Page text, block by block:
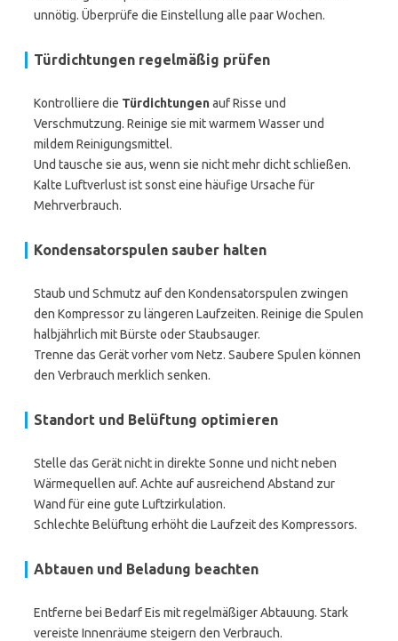
unnötig. Überprüfe die Einstellung alle paar Wochen.
Türdichtungen regelmäßig prüfen
Kontrolliere die Türdichtungenauf Risse und
Verschmutzung. Reinige sie mit warmem Wasser und
mildem Reinigungsmittel.
Und tausche sie aus, wenn sie nicht mehr dicht schließen.
Kalte Luftverlust ist sonst eine häufige Ursache für
Mehrverbrauch.
Kondensatorspulen sauber halten
Staub und Schmutz auf den Kondensatorspulen zwingen
den Kompressor zu längeren Laufzeiten. Reinige die Spulen
halbjährlich mit Bürste oder Staubsauger.
Trenne das Gerät vorher vom Netz. Saubere Spulen können
den Verbrauch merklich senken.
Standort und Belüftung optimieren
Stelle das Gerät nicht in direkte Sonne und nicht neben
Wärmequellen auf. Achte auf ausreichend Abstand zur
Wand für eine gute Luftzirkulation.
Schlechte Belüftung erhöht die Laufzeit des Kompressors.
Abtauen und Beladung beachten
Entferne bei Bedarf Eis mit regelmäßiger Abtauung. Stark
vereiste Innenräume steigern den Verbrauch.